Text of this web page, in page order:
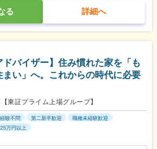
る 詳細へ
ドバイザー】住み慣れた家を「も
まい」へ。これからの時代に必要
東証プライム上場グループ】
験不問 第二新卒歓迎
職種未経験歓迎
万円以上